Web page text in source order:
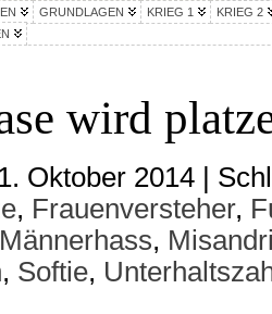
GRUNDLAGEN KRIEG 1
KRIEG 2
wird
Oktober 2014 |
, Frauenversteher,
Männerhass,
, Softie,